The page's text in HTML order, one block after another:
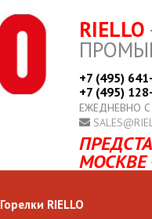
RIELLO
+7 (495)
+7 (495)
ЕЖЕДНЕВНО
МОСКВЕ
Горелки RIELLO